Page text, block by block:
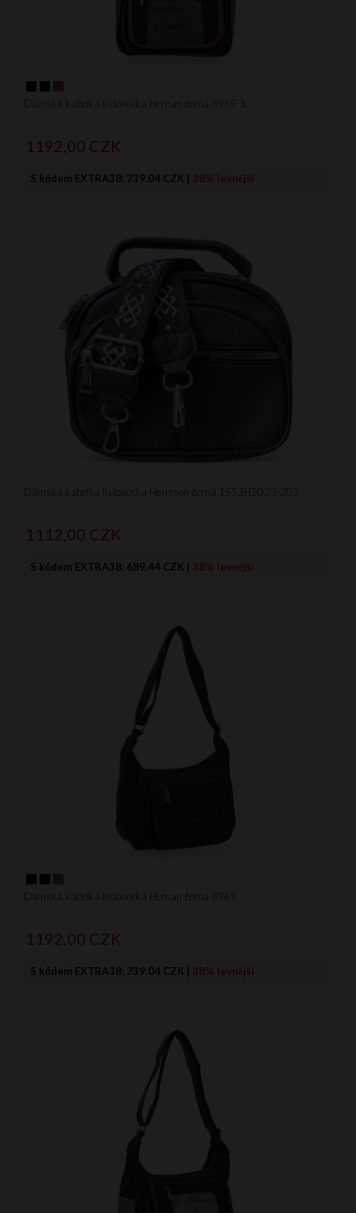
Dámská kabelka listonoška Hernan černá 8969-1
1192,00 CZK
S kódem EXTRA38: 739.04 CZK | 38% levnější
Dámská kabelka listonoška Herisson černá 1552H2023-205
1112,00 CZK
S kódem EXTRA38: 689.44 CZK | 38% levnější
Dámská kabelka listonoška Hernan černá 8969
1192,00 CZK
S kódem EXTRA38: 739.04 CZK | 38% levnější